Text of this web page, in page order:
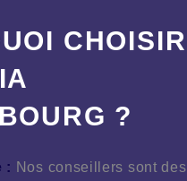
CHOISIR
?
: Nos conseillers sont des